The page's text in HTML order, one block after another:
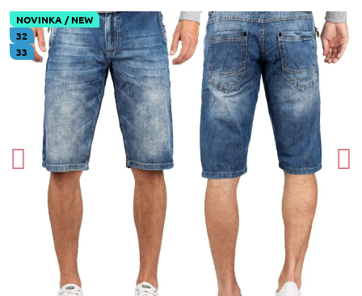
NOVINKA / NEW
32
33